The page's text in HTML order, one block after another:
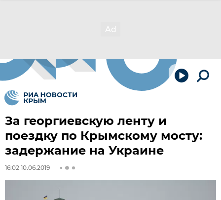
За георгиевскую ленту и
поездку по Крымскому мосту:
задержание на Украине
16:02 10.06.2019